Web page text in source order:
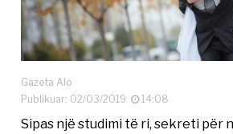
Gazeta Alo
Publikuar: 02/03/2019
14:08
Sipas një studimi të ri, sekreti për